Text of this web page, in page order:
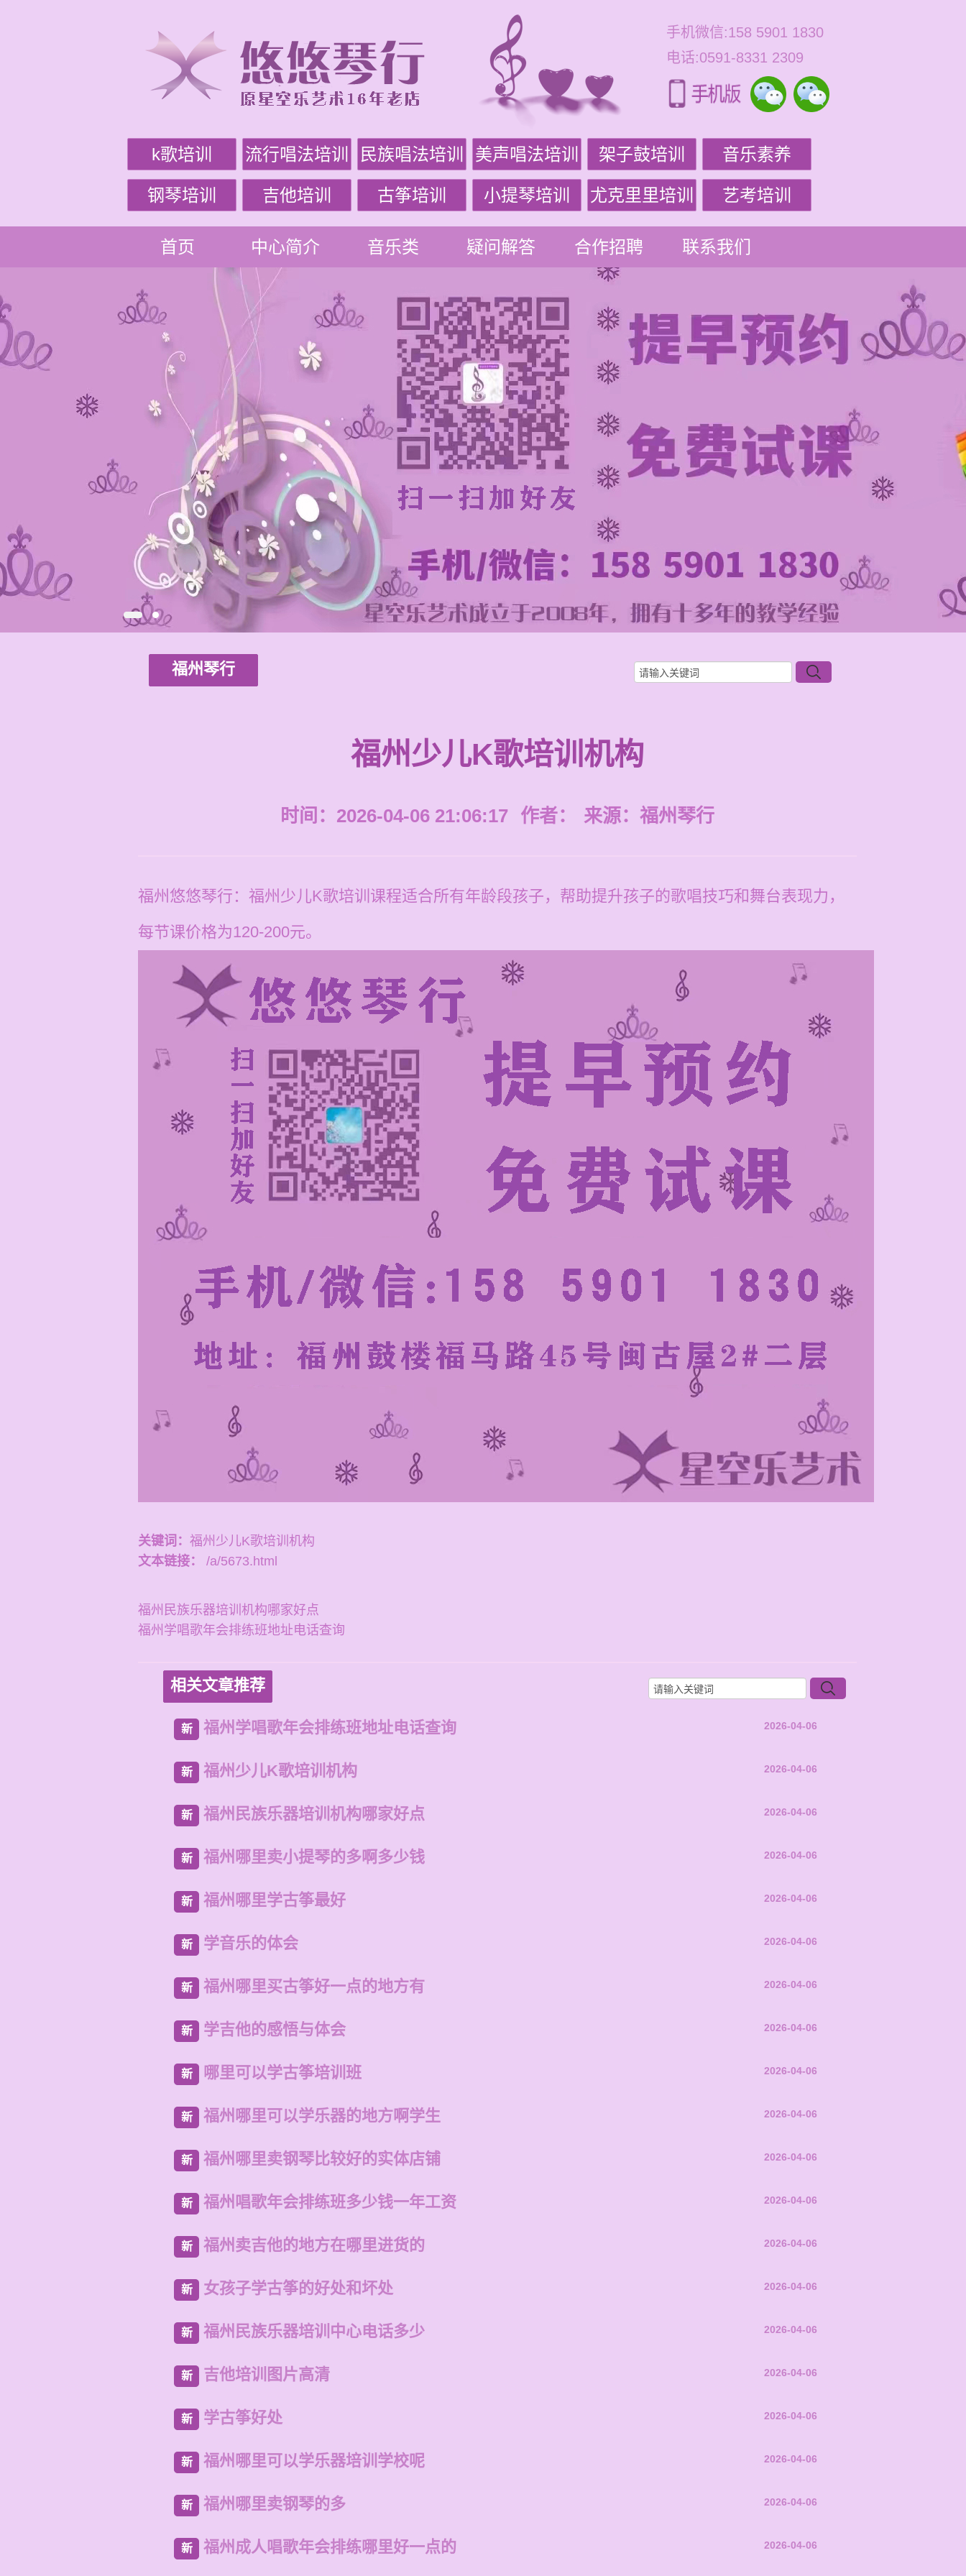
手机微信:158 5901 1830
电话:0591-8331 2309
k歌培训 流行唱法培训 民族唱法培训 美声唱法培训 架子鼓培训 音乐素养
钢琴培训 吉他培训 古筝培训 小提琴培训 尤克里里培训 艺考培训
首页 中心简介 音乐类 疑问解答 合作招聘 联系我们
福州琴行
福州少儿K歌培训机构
时间：2026-04-06 21:06:17 作者： 来源： 福州琴行
福州悠悠琴行：福州少儿K歌培训课程适合所有年龄段孩子，帮助提升孩子的歌唱技巧和舞台表现力，
每节课价格为120-200元。
关键词： 福州少儿K歌培训机构
文本链接：
/a/5673.html
福州民族乐器培训机构哪家好点
福州学唱歌年会排练班地址电话查询
相关文章推荐
新 福州学唱歌年会排练班地址电话查询 2026-04-06
新 福州少儿K歌培训机构 2026-04-06
新 福州民族乐器培训机构哪家好点 2026-04-06
新 福州哪里卖小提琴的多啊多少钱 2026-04-06
新 福州哪里学古筝最好 2026-04-06
新 学音乐的体会 2026-04-06
新 福州哪里买古筝好一点的地方有 2026-04-06
新 学吉他的感悟与体会 2026-04-06
新 哪里可以学古筝培训班 2026-04-06
新 福州哪里可以学乐器的地方啊学生 2026-04-06
新 福州哪里卖钢琴比较好的实体店铺 2026-04-06
新 福州唱歌年会排练班多少钱一年工资 2026-04-06
新 福州卖吉他的地方在哪里进货的 2026-04-06
新 女孩子学古筝的好处和坏处 2026-04-06
新 福州民族乐器培训中心电话多少 2026-04-06
新 吉他培训图片高清 2026-04-06
新 学古筝好处 2026-04-06
新 福州哪里可以学乐器培训学校呢 2026-04-06
新 福州哪里卖钢琴的多 2026-04-06
新 福州成人唱歌年会排练哪里好一点的 2026-04-06